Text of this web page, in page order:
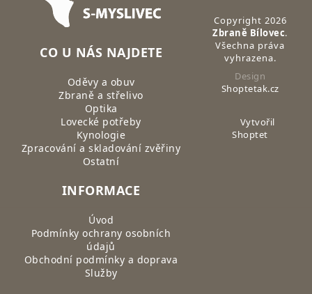
CO U NÁS NAJDETE
Oděvy a obuv
Zbraně a střelivo
Optika
Lovecké potřeby
Kynologie
Zpracování a skladování zvěřiny
Ostatní
INFORMACE
Úvod
Podmínky ochrany osobních
údajů
Obchodní podmínky a doprava
Služby
Copyright 2026
Zbraně Bílovec.
Všechna práva
vyhrazena.
Design
Shoptetak.cz
Vytvořil
Shoptet